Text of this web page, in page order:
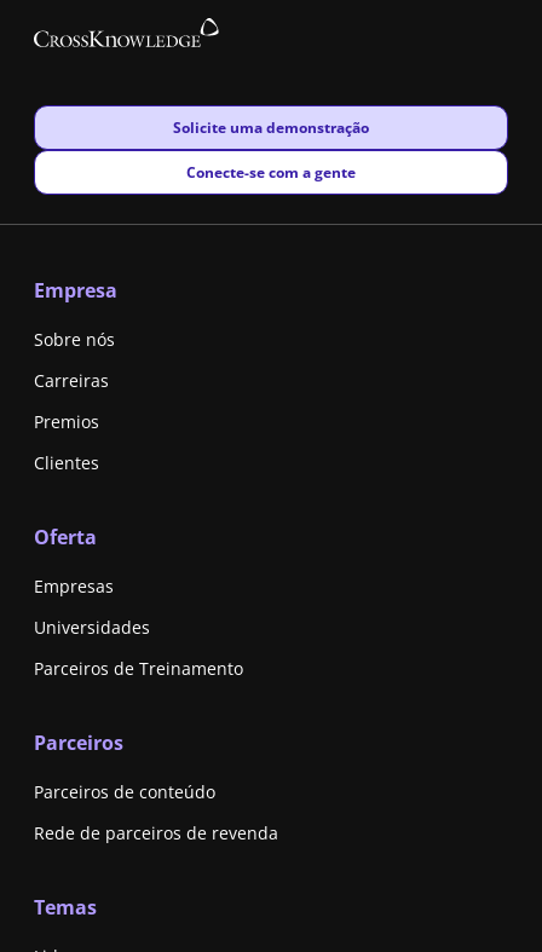
New window
Solicite uma demonstração
New window
Conecte-se com a gente
Empresa
Sobre nós
Carreiras
Premios
Clientes
Oferta
Empresas
Universidades
Parceiros de Treinamento
Parceiros
Parceiros de conteúdo
Rede de parceiros de revenda
Temas